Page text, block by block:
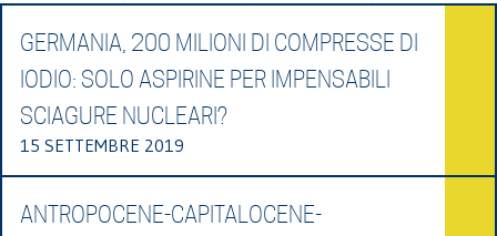
GERMANIA, 200 MILIONI DI COMPRESSE DI
IODIO: SOLO ASPIRINE PER IMPENSABILI
SCIAGURE NUCLEARI?
15 SETTEMBRE 2019
ANTROPOCENE-CAPITALOCENE-